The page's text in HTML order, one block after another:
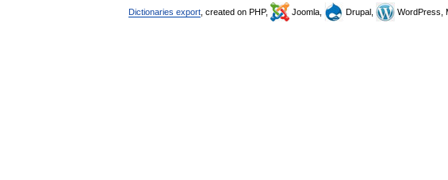
Dictionaries export , created on PHP, Joomla, Drupal, WordPress,